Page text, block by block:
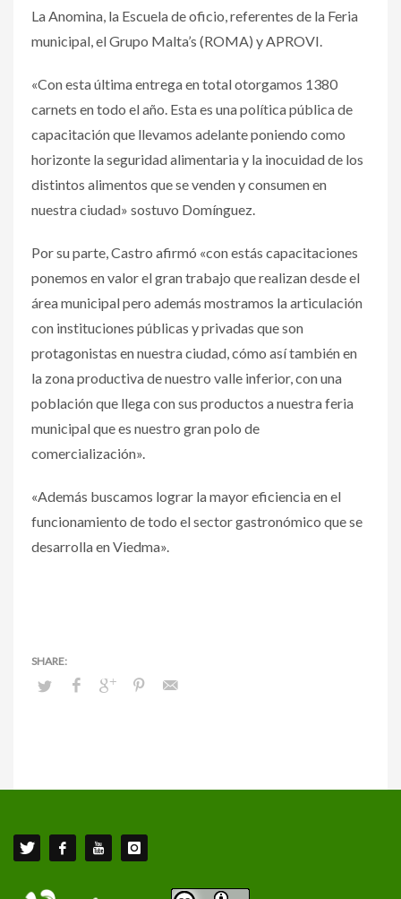
La Anomina, la Escuela de oficio, referentes de la Feria
municipal, el Grupo Malta’s (ROMA) y APROVI.
«Con esta última entrega en total otorgamos 1380
carnets en todo el año. Esta es una política pública de
capacitación que llevamos adelante poniendo como
horizonte la seguridad alimentaria y la inocuidad de los
distintos alimentos que se venden y consumen en
nuestra ciudad» sostuvo Domínguez.
Por su parte, Castro afirmó «con estás capacitaciones
ponemos en valor el gran trabajo que realizan desde el
área municipal pero además mostramos la articulación
con instituciones públicas y privadas que son
protagonistas en nuestra ciudad, cómo así también en
la zona productiva de nuestro valle inferior, con una
población que llega con sus productos a nuestra feria
municipal que es nuestro gran polo de
comercialización».
«Además buscamos lograr la mayor eficiencia en el
funcionamiento de todo el sector gastronómico que se
desarrolla en Viedma».